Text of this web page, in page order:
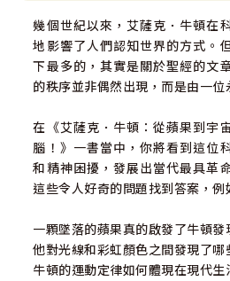
幾個世紀以來，艾薩克．牛頓在
地影響了人們認知世界的方式。
下最多的，其實是關於聖經的文
的秩序並非偶然出現，而是由一位
在《艾薩克．牛頓：從蘋果到宇
腦！》一書當中，你將看到這位
和精神困擾，發展出當代最具革
這些令人好奇的問題找到答案，例
一顆墜落的蘋果真的啟發了牛頓發
他對光線和彩虹顏色之間發現了哪
牛頓的運動定律如何體現在現代生